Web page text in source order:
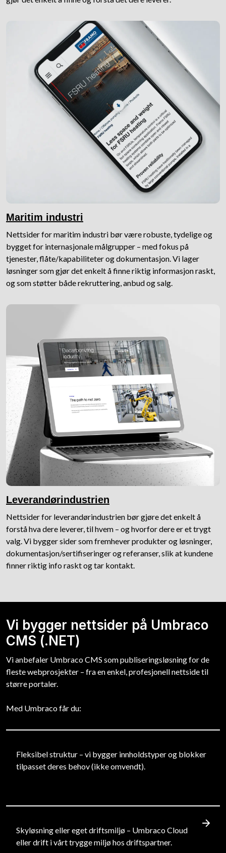
Maritim industri
Nettsider for maritim industri bør være robuste, tydelige og
bygget for internasjonale målgrupper – med fokus på
tjenester, flåte/kapabiliteter og dokumentasjon. Vi lager
løsninger som gjør det enkelt å finne riktig informasjon raskt,
og som støtter både rekruttering, anbud og salg.
Leverandørindustrien
Nettsider for leverandørindustrien bør gjøre det enkelt å
forstå hva dere leverer, til hvem – og hvorfor dere er et trygt
valg. Vi bygger sider som fremhever produkter og løsninger,
dokumentasjon/sertifiseringer og referanser, slik at kundene
finner riktig info raskt og tar kontakt.
Vi bygger nettsider på Umbraco
CMS (.NET)
Vi anbefaler Umbraco CMS som publiseringsløsning for de
fleste webprosjekter – fra en enkel, profesjonell nettside til
større portaler.
Med Umbraco får du:
Fleksibel struktur – vi bygger innholdstyper og blokker
tilpasset deres behov (ikke omvendt).
Skyløsning eller eget driftsmiljø – Umbraco Cloud
eller drift i vårt trygge miljø hos driftspartner.